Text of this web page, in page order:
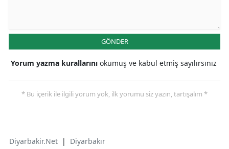
GÖNDER
Yorum yazma kurallarını okumuş ve kabul etmiş sayılırsınız
* Bu içerik ile ilgili yorum yok, ilk yorumu siz yazın, tartışalım *
Diyarbakir.Net | Diyarbakır